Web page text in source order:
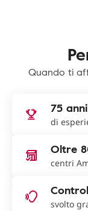
Quando ti
75 anni
di
Oltre
centri
svolto